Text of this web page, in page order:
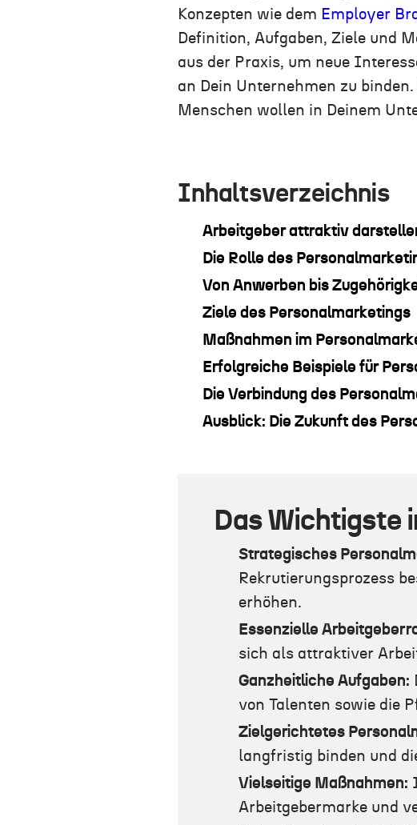
Konzepten wie dem Employer
Definition, Aufgaben, Ziele und
aus der Praxis, um neue
an Dein Unternehmen zu binden.
Menschen wollen in Deinem
Inhaltsverzeichnis
Arbeitgeber attraktiv
Die Rolle des
Von Anwerben bis
Ziele des Personalmarketings
Maßnahmen im
Erfolgreiche Beispiele für
Die Verbindung des
Ausblick: Die Zukunft des
Das Wichtigste
Strategisches
Rekrutierungsprozess
erhöhen.
Essenzielle
sich als attraktiver
Ganzheitliche Aufgaben:
von Talenten sowie die
Zielgerichtetes
langfristig binden und
Vielseitige Maßnahmen:
Arbeitgebermarke und